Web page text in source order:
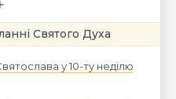
Святого Духа
у 10-ту неділю